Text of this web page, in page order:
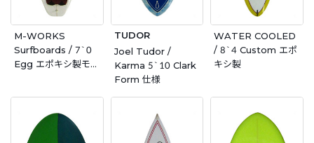
M-WORKS
Surfboards / 7`0
Egg エポキシ製モー
TUDOR
Joel Tudor /
Karma 5`10 Clark
Form 仕様
WATER COOLED
/ 8`4 Custom エポ
キシ製